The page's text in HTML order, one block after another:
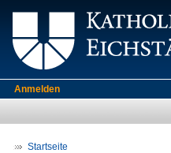
Anmelden
Startseite